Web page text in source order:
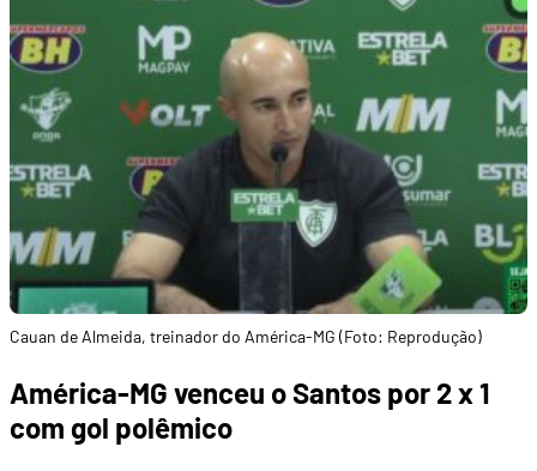
Cauan de Almeida, treinador do América-MG (Foto: Reprodução)
América-MG venceu o Santos por 2 x 1
com gol polêmico